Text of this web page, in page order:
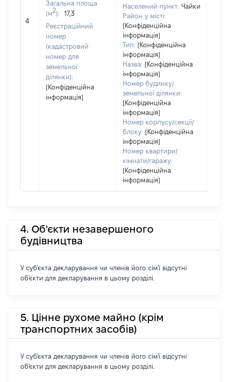
4
Загальна площа
(м2):
17,3
Реєстраційний
номер
(кадастровий
номер для
земельної
ділянки):
[Конфіденційна
інформація]
Населений пункт: Чайки
Район у місті:
[Конфіденційна
інформація]
Тип: [Конфіденційна
інформація]
Назва: [Конфіденційна
інформація]
Номер будинку/
земельної ділянки:
[Конфіденційна
інформація]
Номер корпусу/секції/
блоку: [Конфіденційна
інформація]
Номер квартири/
кімнати/гаражу:
[Конфіденційна
інформація]
4. Об'єкти незавершеного
будівництва
У суб'єкта декларування чи членів його сім'ї відсутні
об'єкти для декларування в цьому розділі.
5. Цінне рухоме майно (крім
транспортних засобів)
У суб'єкта декларування чи членів його сім'ї відсутні
об'єкти для декларування в цьому розділі.